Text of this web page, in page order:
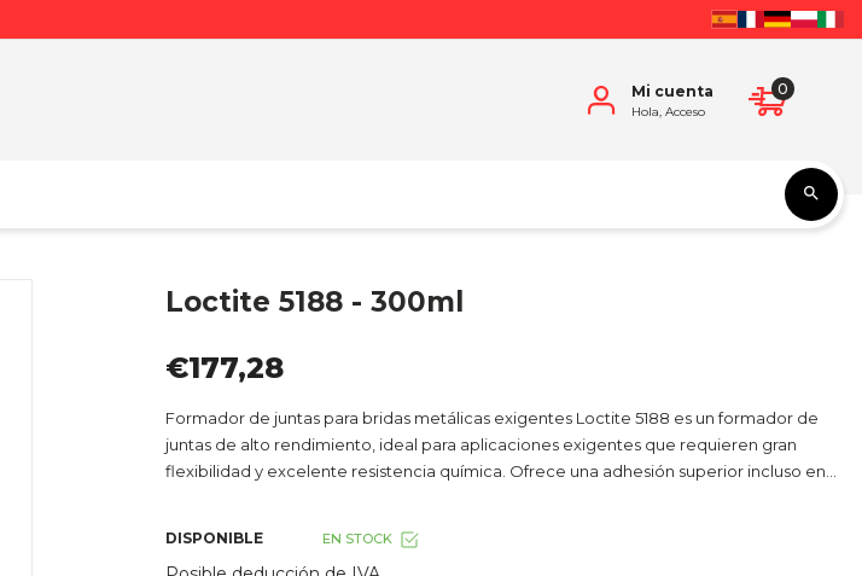
Mi cuenta
Hola, Acceso
0
Loctite 5188 - 300ml
€177,28
Formador de juntas para bridas metálicas exigentes Loctite 5188 es un formador de
juntas de alto rendimiento, ideal para aplicaciones exigentes que requieren gran
flexibilidad y excelente resistencia química. Ofrece una adhesión superior incluso en...
DISPONIBLE EN STOCK